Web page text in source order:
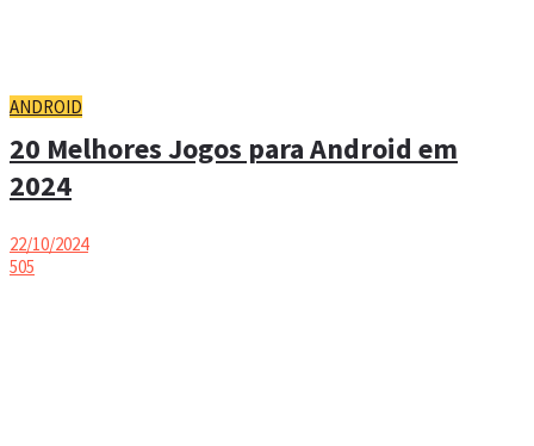
ANDROID
20 Melhores Jogos para Android em
2024
22/10/2024
505